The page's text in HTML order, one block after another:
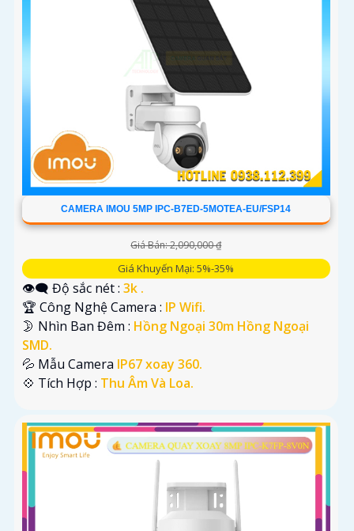
CAMERA IMOU 5MP IPC-B7ED-5MOTEA-EU/FSP14
Giá Bán: 2,090,000 ₫
Giá Khuyến Mại: 5%-35%
👁️‍🗨 Độ sắc nét : 3k .
🏆 Công Nghệ Camera : IP Wifi.
🌛 Nhìn Ban Đêm : Hồng Ngoại 30m Hồng Ngoại
SMD.
💦 Mẫu Camera IP67 xoay 360.
️💠 Tích Hợp : Thu Âm Và Loa.